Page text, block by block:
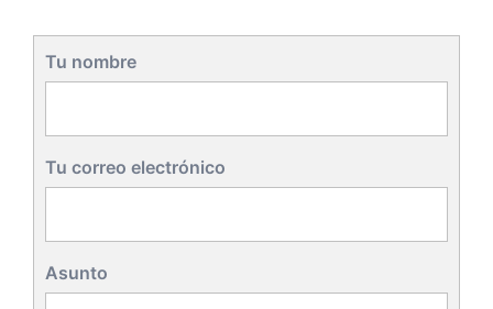
Tu nombre
Tu correo electrónico
Asunto